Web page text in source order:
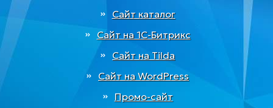
Сайт каталог
Сайт на 1С-Битрикс
Сайт на Tilda
Сайт на WordPress
Промо-сайт